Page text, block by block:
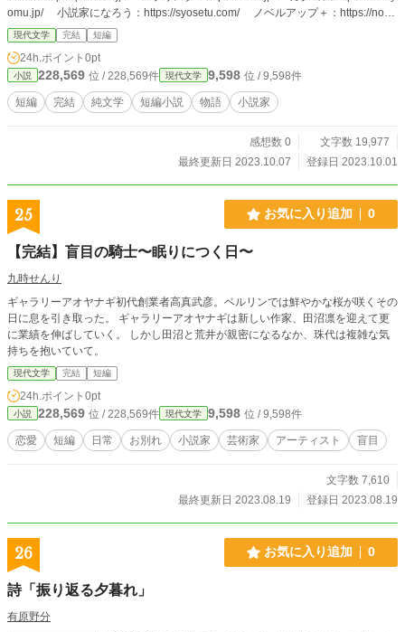
omu.jp/ 小説家になろう：https://syosetu.com/ ノベルアップ＋：https://nove
lup.plus/
現代文学 完結 短編
24h.ポイント 0pt
小説 228,569 位 / 228,569件 現代文学 9,598 位 / 9,598件
短編 完結 純文学 短編小説 物語 小説家
感想数 0
文字数 19,977
最終更新日 2023.10.07
登録日 2023.10.01
25 お気に入り追加 0
【完結】盲目の騎士〜眠りにつく日〜
九時せんり
ギャラリーアオヤナギ初代創業者高真武彦。ベルリンでは鮮やかな桜が咲くその
日に息を引き取った。 ギャラリーアオヤナギは新しい作家、田沼凛を迎えて更
に業績を伸ばしていく。 しかし田沼と荒井が親密になるなか、珠代は複雑な気
持ちを抱いていて。
現代文学 完結 短編
24h.ポイント 0pt
小説 228,569 位 / 228,569件 現代文学 9,598 位 / 9,598件
恋愛 短編 日常 お別れ 小説家 芸術家 アーティスト 盲目
文字数 7,610
最終更新日 2023.08.19
登録日 2023.08.19
26 お気に入り追加 0
詩「振り返る夕暮れ」
有原野分